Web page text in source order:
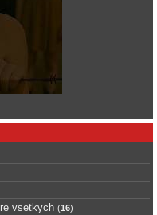
vsetkych (16)